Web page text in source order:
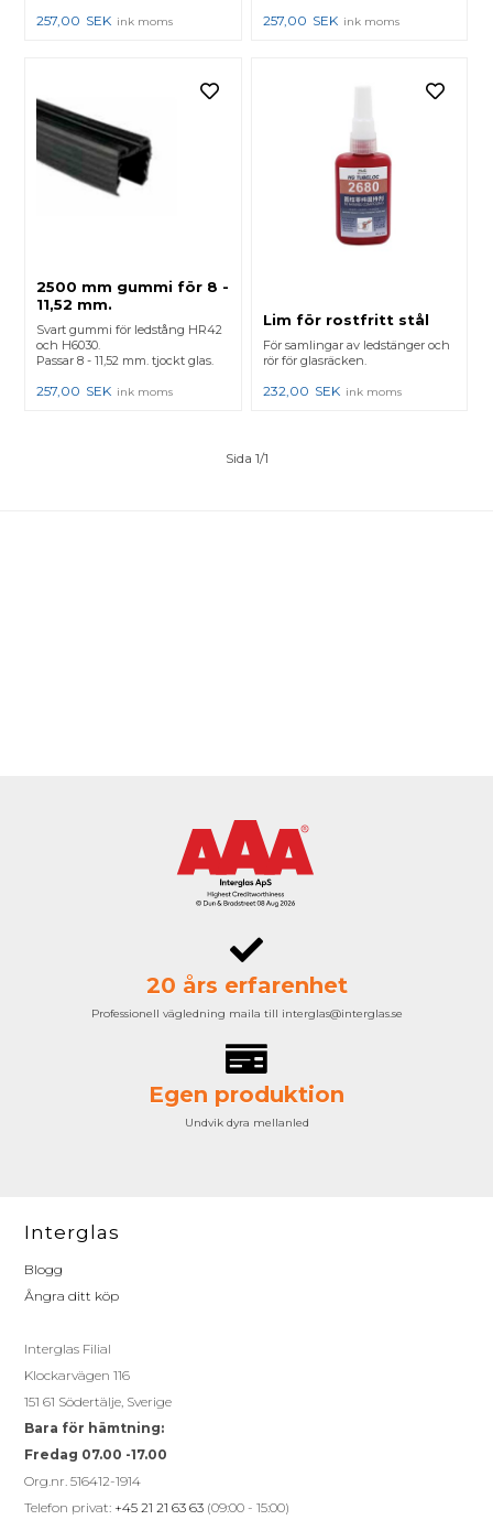
257,00 SEK ink moms 257,00 SEK ink moms
2500 mm gummi för 8 -
11,52 mm.
Svart gummi för ledstång HR42
och H6030.
Passar 8 - 11,52 mm. tjockt glas.
257,00 SEK ink moms
Lim för rostfritt stål
För samlingar av ledstänger och
rör för glasräcken.
232,00 SEK ink moms
Sida 1/1
20 års erfarenhet
Professionell vägledning maila till interglas@interglas.se
Egen produktion
Undvik dyra mellanled
Interglas
Blogg
Ångra ditt köp
Interglas Filial
Klockarvägen 116
151 61 Södertälje, Sverige
Bara för hämtning:
Fredag 07.00 -17.00
Org.nr. 516412-1914
Telefon privat: +45 21 21 63 63 (09:00 - 15:00)